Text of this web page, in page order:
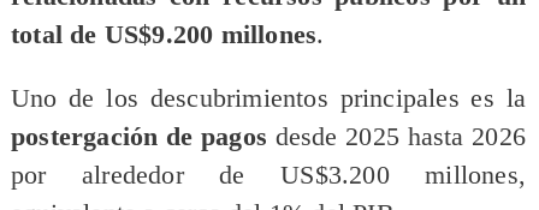
total de US$9.200 millones.
Uno de los descubrimientos principales es la
postergación de pagos desde 2025 hasta 2026
por alrededor de US$3.200 millones,